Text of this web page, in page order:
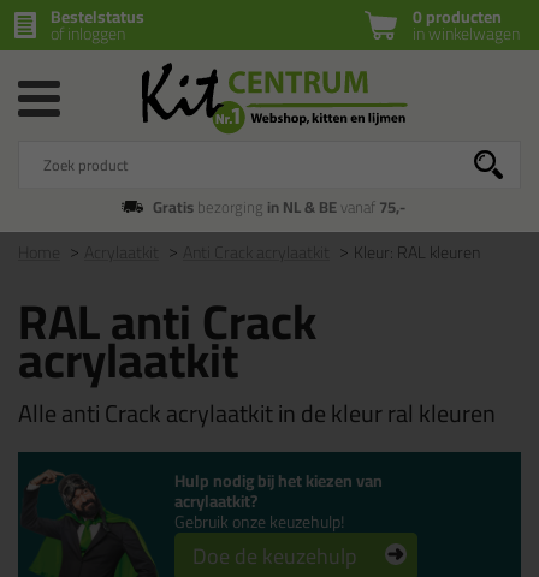
0 producten
in winkelwagen
Bestelstatus
of inloggen
Gratisbezorging in NL & BEvanaf75,-
Kleur: RAL kleuren
RAL anti Crack
acrylaatkit
Alle anti Crack acrylaatkit in de kleur ral kleuren
Hulp nodig bij het kiezen van
acrylaatkit?
Gebruik onze keuzehulp!
Doe de keuzehulp